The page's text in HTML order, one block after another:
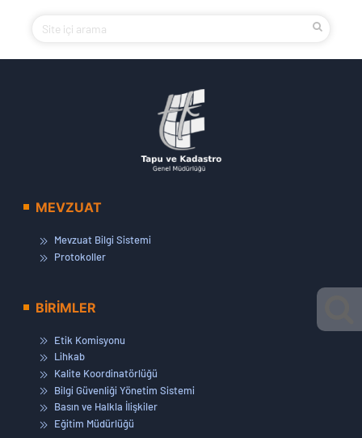
MEVZUAT
Mevzuat Bilgi Sistemi
Protokoller
BİRİMLER
Etik Komisyonu
Lihkab
Kalite Koordinatörlüğü
Bilgi Güvenliği Yönetim Sistemi
Basın ve Halkla İlişkiler
Eğitim Müdürlüğü